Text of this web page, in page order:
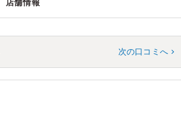
店舗情報
次の口コミへ